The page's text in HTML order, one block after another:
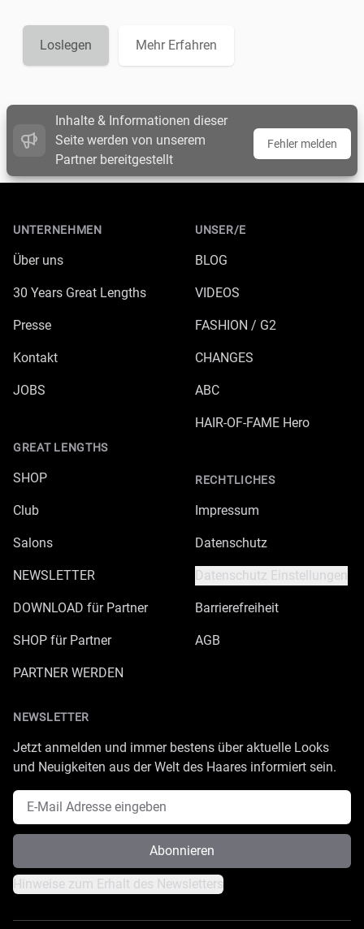
Loslegen Mehr Erfahren
Inhalte & Informationen dieser
Seite werden von unserem
Partner bereitgestellt
Fehler melden
UNTERNEHMEN
Über uns
30 Years Great Lengths
Presse
Kontakt
JOBS
GREAT LENGTHS
SHOP
Club
Salons
NEWSLETTER
DOWNLOAD für Partner
SHOP für Partner
PARTNER WERDEN
UNSER/E
BLOG
VIDEOS
FASHION / G2
CHANGES
ABC
HAIR-OF-FAME Hero
RECHTLICHES
Impressum
Datenschutz
Datenschutz Einstellungen
Barrierefreiheit
AGB
NEWSLETTER
Jetzt anmelden und immer bestens über aktuelle Looks
und Neuigkeiten aus der Welt des Haares informiert sein.
E-Mail Adresse
Abonnieren
Hinweise zum Erhalt des Newsletters